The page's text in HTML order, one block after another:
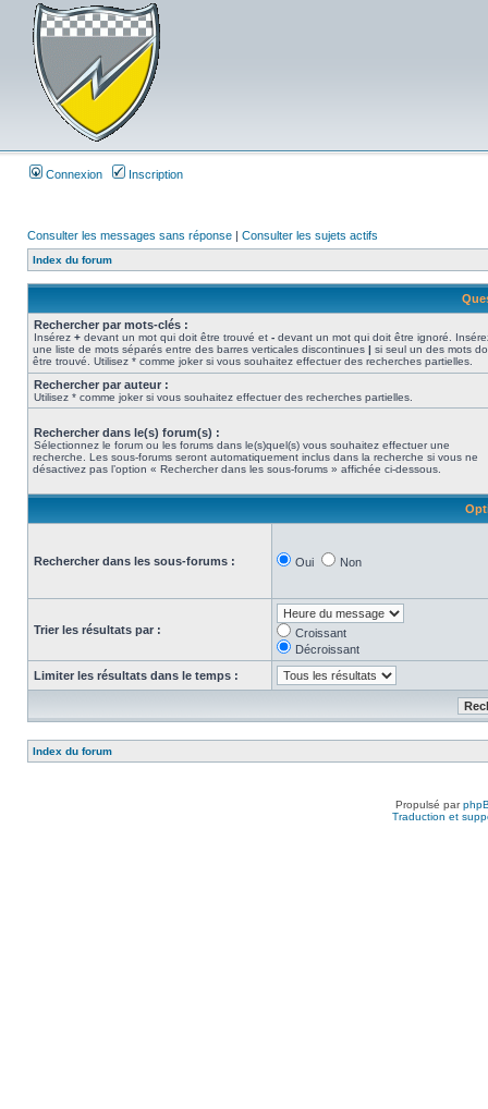
Connexion Inscription
Consulter les messages sans réponse | Consulter les sujets actifs
Index du forum
Rechercher par mots-clés :
Insérez + devant un mot qui doit être trouvé et - devant un mot qui doit être ignoré.
une liste de mots séparés entre des barres verticales discontinues | si seul un des mots
être trouvé. Utilisez * comme joker si vous souhaitez effectuer des recherches partielles.
Rechercher par auteur :
Utilisez * comme joker si vous souhaitez effectuer des recherches partielles.
Rechercher dans le(s) forum(s) :
Sélectionnez le forum ou les forums dans le(s)quel(s) vous souhaitez effectuer une
recherche. Les sous-forums seront automatiquement inclus dans la recherche si vous ne
désactivez pas l’option « Rechercher dans les sous-forums » affichée ci-dessous.
Rechercher dans les sous-forums : Oui Non
Trier les résultats par :
Croissant
Décroissant
Limiter les résultats dans le temps :
Index du forum
Propulsé par
Traduction et